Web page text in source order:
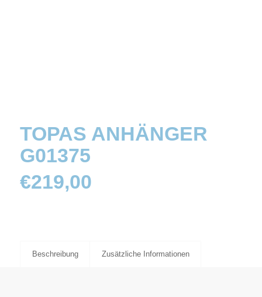
TOPAS ANHÄNGER
G01375
€219,00
Beschreibung Zusätzliche Informationen